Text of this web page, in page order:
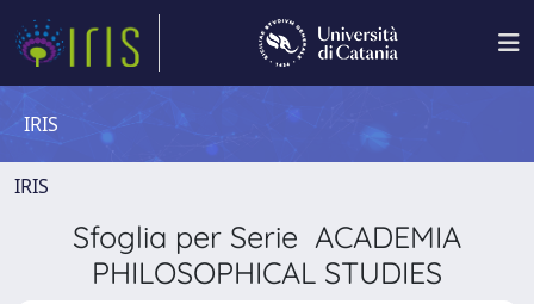
IRIS
IRIS
Sfoglia per Serie ACADEMIA
PHILOSOPHICAL STUDIES